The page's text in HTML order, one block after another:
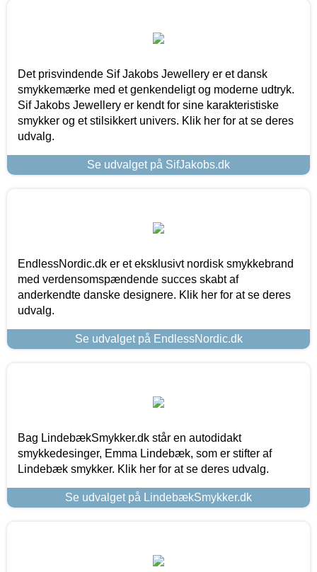
Det prisvindende Sif Jakobs Jewellery er et dansk
smykkemærke med et genkendeligt og moderne udtryk.
Sif Jakobs Jewellery er kendt for sine karakteristiske
smykker og et stilsikkert univers. Klik her for at se deres
udvalg.
Se udvalget på SifJakobs.dk
EndlessNordic.dk er et eksklusivt nordisk smykkebrand
med verdensomspændende succes skabt af
anderkendte danske designere. Klik her for at se deres
udvalg.
Se udvalget på EndlessNordic.dk
Bag LindebækSmykker.dk står en autodidakt
smykkedesinger, Emma Lindebæk, som er stifter af
Lindebæk smykker. Klik her for at se deres udvalg.
Se udvalget på LindebækSmykker.dk